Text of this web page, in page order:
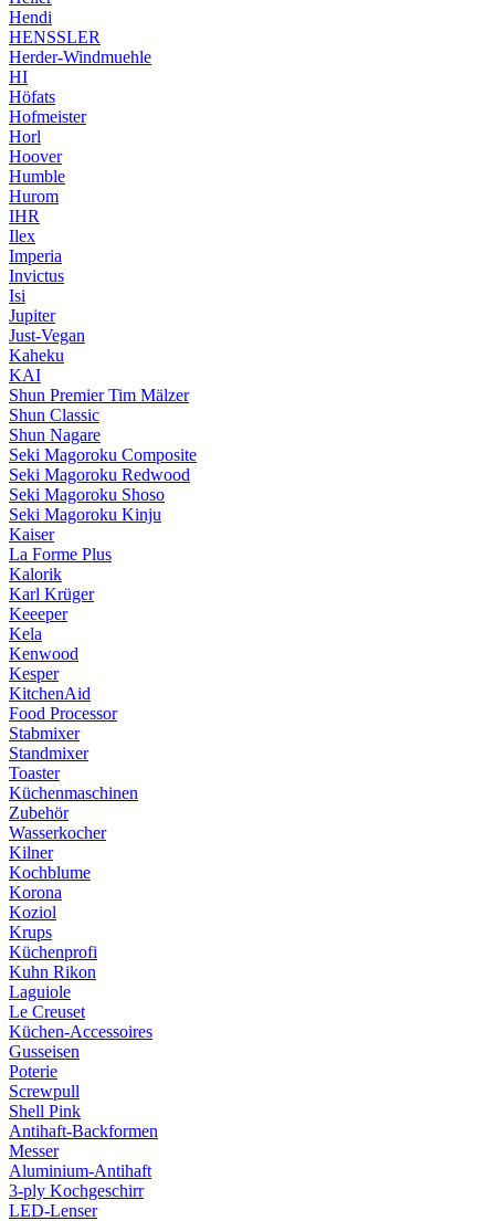
Hendi
HENSSLER
Herder-Windmuehle
HI
Höfats
Hofmeister
Horl
Hoover
Humble
Hurom
IHR
Ilex
Imperia
Invictus
Isi
Jupiter
Just-Vegan
Kaheku
KAI
Shun Premier Tim Mälzer
Shun Classic
Shun Nagare
Seki Magoroku Composite
Seki Magoroku Redwood
Seki Magoroku Shoso
Seki Magoroku Kinju
Kaiser
La Forme Plus
Kalorik
Karl Krüger
Keeeper
Kela
Kenwood
Kesper
KitchenAid
Food Processor
Stabmixer
Standmixer
Toaster
Küchenmaschinen
Zubehör
Wasserkocher
Kilner
Kochblume
Korona
Koziol
Krups
Küchenprofi
Kuhn Rikon
Laguiole
Le Creuset
Küchen-Accessoires
Gusseisen
Poterie
Screwpull
Shell Pink
Antihaft-Backformen
Messer
Aluminium-Antihaft
3-ply Kochgeschirr
LED-Lenser